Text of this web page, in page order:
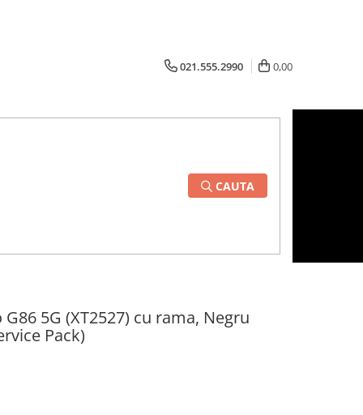
021.555.2990 0,00
CAUTA
5G (XT2527) cu rama, Negru
Pack)